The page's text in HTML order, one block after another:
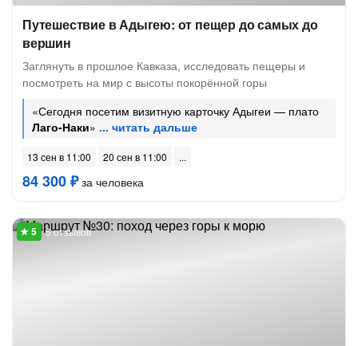
Путешествие в Адыгею: от пещер до самых до
вершин
Заглянуть в прошлое Кавказа, исследовать пещеры и
посмотреть на мир с высоты покорённой горы
«Сегодня посетим визитную карточку Адыгеи — плато
Лаго-Наки»
13 сен в 11:00 20 сен в 11:00
84 300 ₽за человека
5 отзывов